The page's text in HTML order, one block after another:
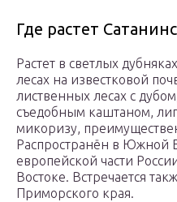
Где растет
Растет в светлых
лесах на известковой
лиственных лесах с
съедобным каштаном,
микоризу,
Распространён в Южной
европейской части
Востоке. Встречается
Приморского края.